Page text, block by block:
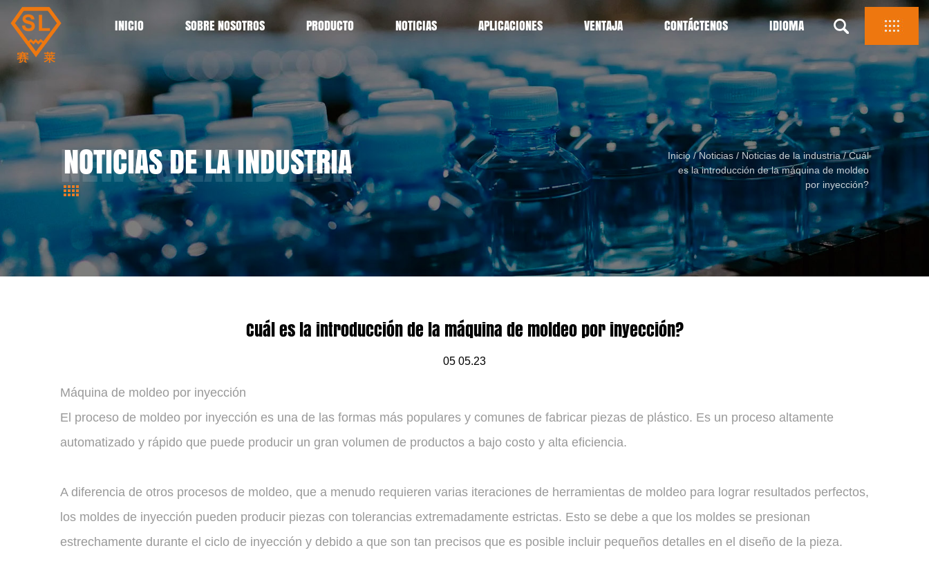
INICIO SOBRE NOSOTROS PRODUCTO NOTICIAS APLICACIONES VENTAJA CONTÁCTENOS IDIOMA
NOTICIAS DE LA INDUSTRIA Inicio /Noticias / Noticias de la industria/Cuál
es la introducción de la máquina de moldeo
por inyección?
Cuál es la introducción de la máquina de moldeo por inyección?
05 05.23
Máquina de moldeo por inyección
El proceso de moldeo por inyección es una de las formas más populares y comunes de fabricar piezas de plástico. Es un proceso altamente
automatizado y rápido que puede producir un gran volumen de productos a bajo costo y alta eficiencia.
A diferencia de otros procesos de moldeo, que a menudo requieren varias iteraciones de herramientas de moldeo para lograr resultados perfectos,
los moldes de inyección pueden producir piezas con tolerancias extremadamente estrictas. Esto se debe a que los moldes se presionan
estrechamente durante el ciclo de inyección y debido a que son tan precisos que es posible incluir pequeños detalles en el diseño de la pieza.